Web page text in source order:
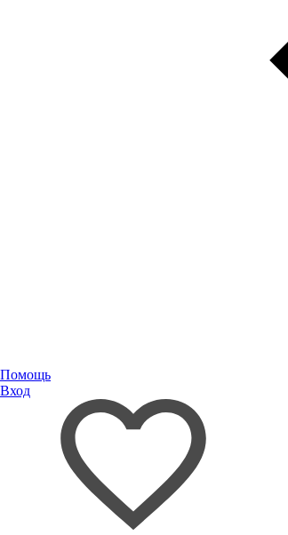
Помощь
Вход